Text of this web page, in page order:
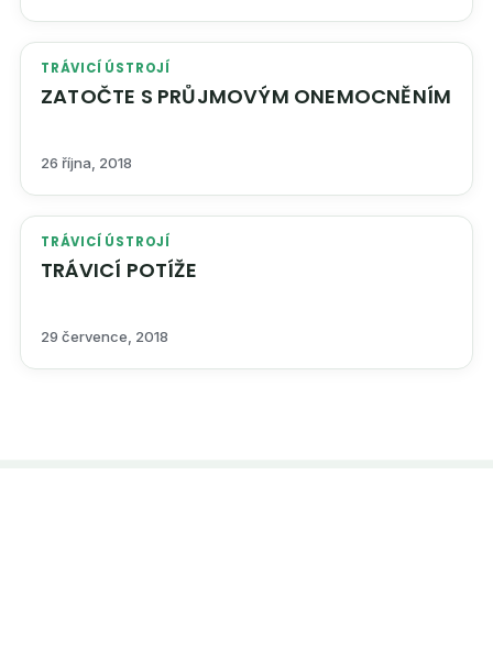
TRÁVICÍ ÚSTROJÍ
ZATOČTE S PRŮJMOVÝM ONEMOCNĚNÍM
26 října, 2018
TRÁVICÍ ÚSTROJÍ
TRÁVICÍ POTÍŽE
29 července, 2018